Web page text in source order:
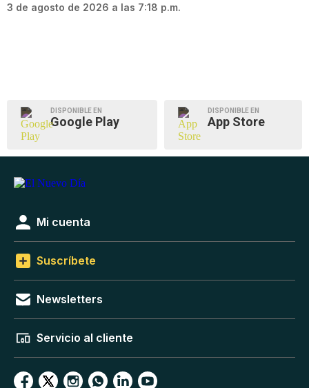
3 de agosto de 2026 a las 7:18 p.m.
DISPONIBLE EN
Google Play
DISPONIBLE EN
App Store
Mi cuenta
Suscríbete
Newsletters
Servicio al cliente